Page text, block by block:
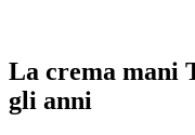
La crema mani
gli anni